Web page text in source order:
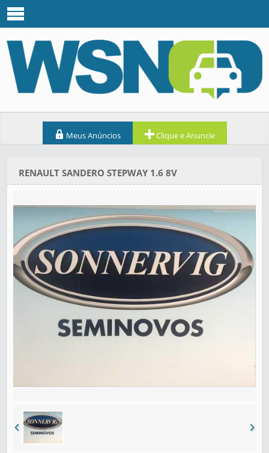
Meus Anúncios Clique e Anuncie
RENAULT SANDERO STEPWAY 1.6 8V